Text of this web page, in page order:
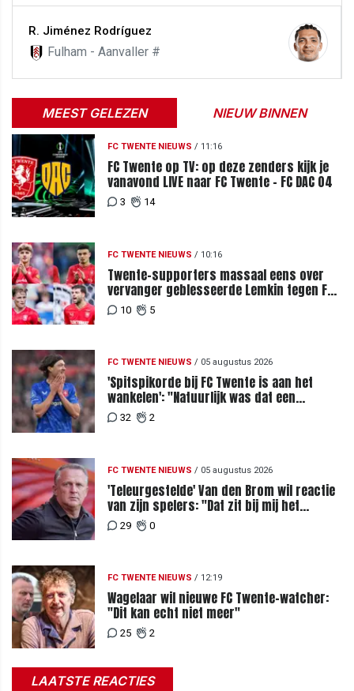
R. Jiménez Rodríguez
Fulham - Aanvaller #
MEEST GELEZEN NIEUW BINNEN
FC TWENTE NIEUWS / 11:16
FC Twente op TV: op deze zenders kijk je
vanavond LIVE naar FC Twente - FC DAC 04
3 14
FC TWENTE NIEUWS / 10:16
Twente-supporters massaal eens over
vervanger geblesseerde Lemkin tegen FC
DAC 04
10 5
FC TWENTE NIEUWS / 05 augustus 2026
'Spitspikorde bij FC Twente is aan het
wankelen': "Natuurlijk was dat een
signaal"
32 2
FC TWENTE NIEUWS / 05 augustus 2026
'Teleurgestelde' Van den Brom wil reactie
van zijn spelers: "Dat zit bij mij het
meeste diep"
29 0
FC TWENTE NIEUWS / 12:19
Wagelaar wil nieuwe FC Twente-watcher:
"Dit kan echt niet meer"
25 2
LAATSTE REACTIES